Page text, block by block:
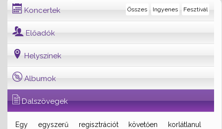
Koncertek Fesztivál
Ingyenes
Összes
Előadók
Helyszínek
Albumok
Dalszövegek
Egy egyszerű regisztrációt követően korlátlanul